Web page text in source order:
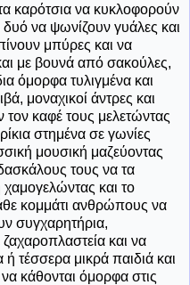
καρότσια να κυκλοφορούν
να ψωνίζουν γυάλες και
μπύρες και να
με βουνά από σακούλες,
όμορφα τυλιγμένα και
μοναχικοί άντρες και
τον καφέ τους μελετώντας
στημένα σε γωνίες
μουσική μαζεύοντας
τους να τα
και το
κομμάτι ανθρώπους να
συγχαρητήρια,
ζαχαροπλαστεία και να
ή τέσσερα μικρά παιδιά και
κάθονται όμορφα στις